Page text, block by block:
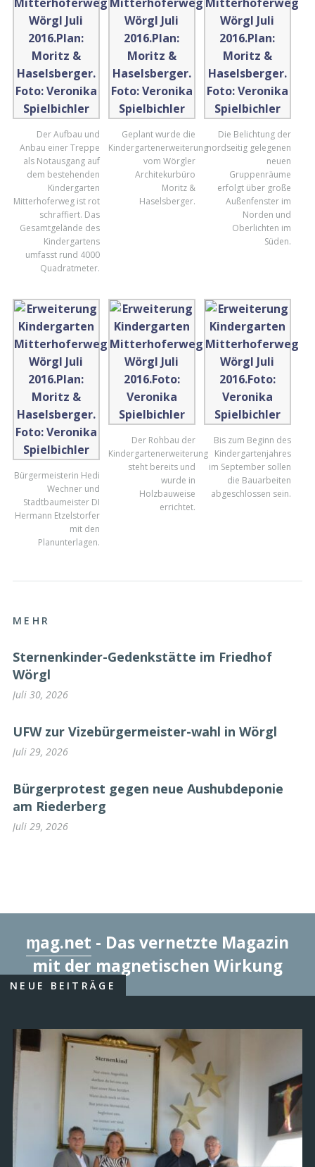
Der Aufbau und
Anbau einer Treppe
als Notausgang auf
dem bestehenden
Kindergarten
Mitterhoferweg ist rot
schraffiert. Das
Gesamtgelände des
Kindergartens
umfasst rund 4000
Quadratmeter.
Geplant wurde die
Kindergartenerweiterung
vom Wörgler
Architekurbüro
Moritz &
Haselsberger.
Die Belichtung der
nordseitig gelegenen
neuen
Gruppenräume
erfolgt über große
Außenfenster im
Norden und
Oberlichten im
Süden.
Bürgermeisterin Hedi
Wechner und
Stadtbaumeister DI
Hermann Etzelstorfer
mit den
Planunterlagen.
Der Rohbau der
Kindergartenerweiterung
steht bereits und
wurde in
Holzbauweise
errichtet.
Bis zum Beginn des
Kindergartenjahres
im September sollen
die Bauarbeiten
abgeschlossen sein.
MEHR
Sternenkinder-Gedenkstätte im Friedhof
Wörgl
Juli 30, 2026
UFW zur Vizebürgermeister-wahl in Wörgl
Juli 29, 2026
Bürgerprotest gegen neue Aushubdeponie
am Riederberg
Juli 29, 2026
ɱag.net - Das vernetzte Magazin
mit der magnetischen Wirkung
NEUE BEITRÄGE